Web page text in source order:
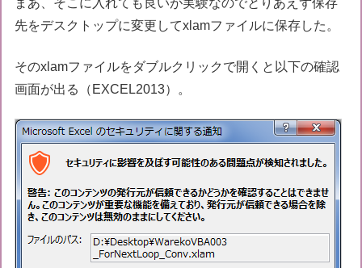
まあ、そこに入れても良いが実験なのでとりあえず保存
先をデスクトップに変更してxlamファイルに保存した。
そのxlamファイルをダブルクリックで開くと以下の確認
画面が出る（EXCEL2013）。